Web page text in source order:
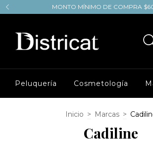
MONTO MÍNIMO DE COMPRA
Peluquería Cosmetología
Inicio > Marcas >
Cadiline